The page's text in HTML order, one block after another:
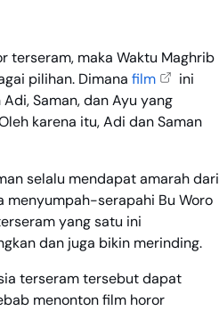
terseram, maka Waktu Maghrib
pilihan. Dimana film
ini
Saman, dan Ayu yang
karena itu, Adi dan Saman
selalu mendapat amarah dari
menyumpah-serapahi Bu Woro
yang satu ini
dan juga bikin merinding.
terseram tersebut dapat
menonton film horor